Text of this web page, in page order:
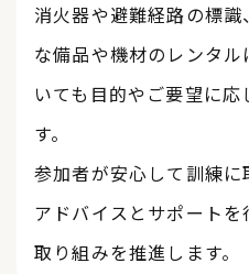
消火器や避難経路の標
な備品や機材のレンタ
いても目的やご要望に
す。
参加者が安心して訓練
アドバイスとサポート
取り組みを推進します。